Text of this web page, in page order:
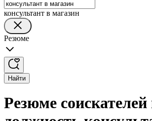
консультант в магазин
Резюме
Найти
Резюме соискателей